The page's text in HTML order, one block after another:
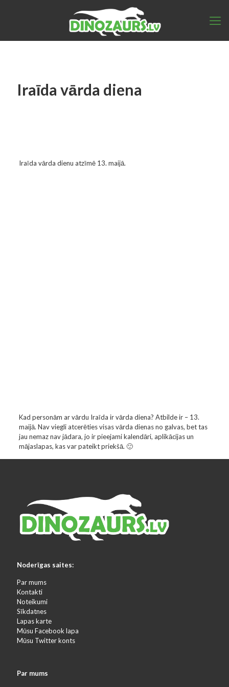
Iraīda vārda diena
Iraīda vārda dienu atzīmē 13. maijā.
Kad personām ar vārdu Iraīda ir vārda diena? Atbilde ir – 13.
maijā. Nav viegli atcerēties visas vārda dienas no galvas, bet tas
jau nemaz nav jādara, jo ir pieejami kalendāri, aplikācijas un
mājaslapas, kas var pateikt priekšā. 🙂
Noderīgas saites:
Par mums
Kontakti
Noteikumi
Sīkdatnes
Lapas karte
Mūsu Facebook lapa
Mūsu Twitter konts
Par mums